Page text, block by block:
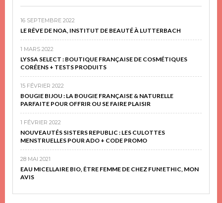
16 SEPTEMBRE 2022
LE RÊVE DE NOA, INSTITUT DE BEAUTÉ À LUTTERBACH
1 MARS 2022
LYSSA SELECT : BOUTIQUE FRANÇAISE DE COSMÉTIQUES
CORÉENS + TESTS PRODUITS
15 FÉVRIER 2022
BOUGIE BIJOU : LA BOUGIE FRANÇAISE & NATURELLE
PARFAITE POUR OFFRIR OU SE FAIRE PLAISIR
1 FÉVRIER 2022
NOUVEAUTÉS SISTERS REPUBLIC : LES CULOTTES
MENSTRUELLES POUR ADO + CODE PROMO
28 MAI 2021
EAU MICELLAIRE BIO, ÊTRE FEMME DE CHEZ FUN!ETHIC, MON
AVIS